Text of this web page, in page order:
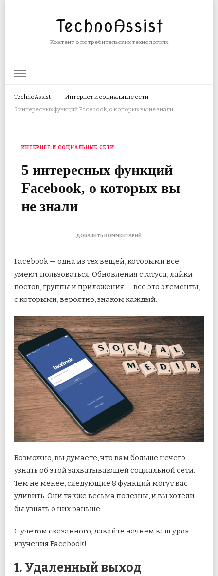
TechnoAssist
Контент о потребительских технологиях
TechnoAssist
Интернет и социальные сети
5 интересных функций Facebook, о которых вы не знали
ИНТЕРНЕТ И СОЦИАЛЬНЫЕ СЕТИ
5 интересных функций
Facebook, о которых вы
не знали
ДОБАВИТЬ КОММЕНТАРИЙК
ИНТЕРЕСНЫХ
FACEBOOK,
О
ВЫ
ЗНАЛИ
Facebook — одна из тех вещей, которыми все
умеют пользоваться. Обновления статуса, лайки
постов, группы и приложения — все это элементы,
с которыми, вероятно, знаком каждый.
Возможно, вы думаете, что вам больше нечего
узнать об этой захватывающей социальной сети.
Тем не менее, следующие 8 функций могут вас
удивить. Они также весьма полезны, и вы хотели
бы узнать о них раньше.
С учетом сказанного, давайте начнем ваш урок
изучения Facebook!
1. Удаленный выход